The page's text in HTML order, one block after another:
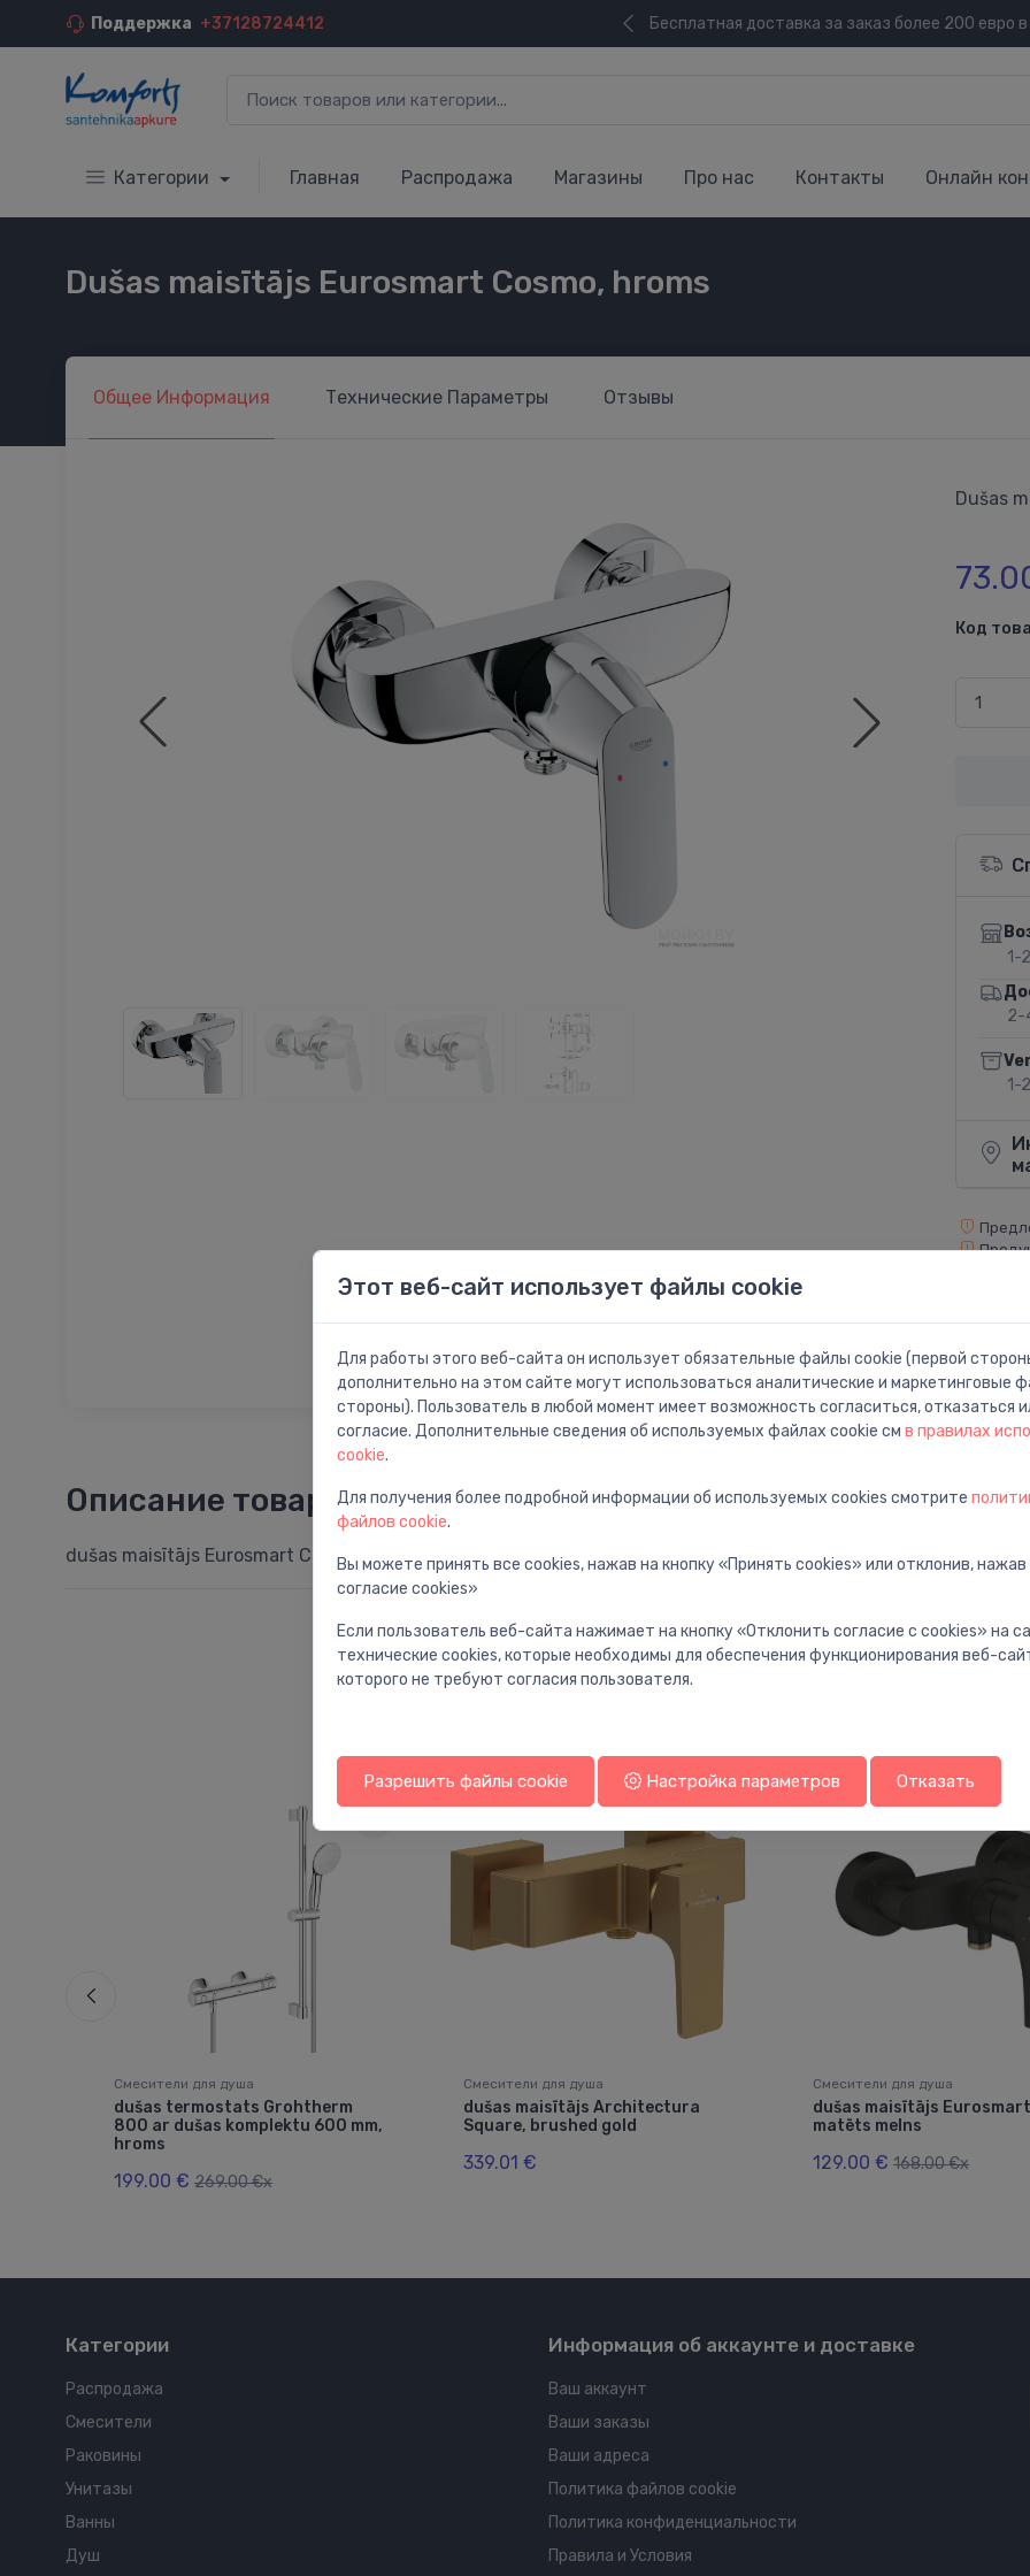
Поддержка +37128724412 Бесплатная доставка за заказ более 200 евро в
Категории Главная Распродажа Магазины Про нас Контакты Онлайн
Dušas maisītājs Eurosmart Cosmo, hroms
Общее Информация Технические Параметры Отзывы
Dušas
Код
1-
2-
1-
Описание товара
dušas maisītājs Eurosmart Cosmo, hroms
Смесители для душа
dušas termostats Grohtherm
800 ar dušas komplektu 600 mm,
hroms
199.00 € 269.00 €x
Смесители для душа
dušas maisītājs Architectura
Square, brushed gold
339.01 €
Смесители для душа
dušas maisītājs
matēts melns
129.00 € 168.00 €x
Категории
Распродажа
Смесители
Раковины
Унитазы
Ванны
Душ
Информация об аккаунте и доставке
Ваш аккаунт
Ваши заказы
Ваши адреса
Политика файлов cookie
Политика конфиденциальности
Правила и Условия
Этот веб-сайт использует файлы cookie
Для работы этого веб-сайта он использует обязательные файлы cookie (первой
дополнительно на этом сайте могут использоваться аналитические и маркетинговые
стороны). Пользователь в любой момент имеет возможность согласиться, отказаться
согласие. Дополнительные сведения об используемых файлах cookie см в правилах
cookie.
Для получения более подробной информации об используемых cookies смотрите
файлов cookie.
Вы можете принять все cookies, нажав на кнопку «Принять cookies» или отклонив,
согласие cookies»
Если пользователь веб-сайта нажимает на кнопку «Отклонить согласие с cookies» на
технические cookies, которые необходимы для обеспечения функционирования веб-
которого не требуют согласия пользователя.
Разрешить файлы cookie Настройка параметров Отказать